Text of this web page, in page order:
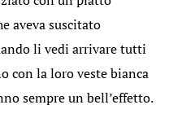
aveva suscitato
li vedi arrivare tutti
con la loro veste bianca
sempre un bell’effetto.